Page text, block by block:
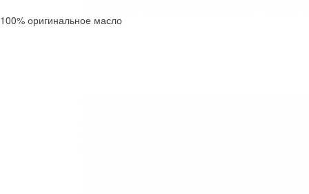
100% оригинальное масло